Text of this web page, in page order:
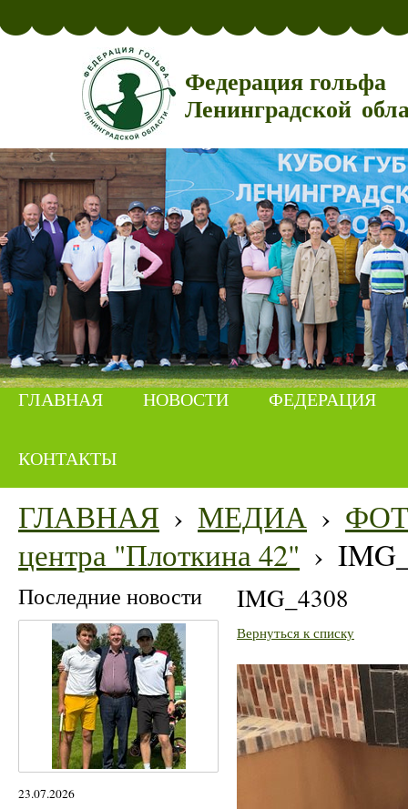
Федерация гольфа
Ленинградской
ГЛАВНАЯ НОВОСТИ ФЕДЕРАЦИЯ
КОНТАКТЫ
ГЛАВНАЯ › МЕДИА ›
центра "Плоткина 42" ›
Последние новости
23.07.2026
IMG_4308
Вернуться к списку